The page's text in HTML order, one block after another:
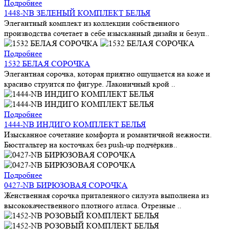
Подробнее
1448-NB ЗЕЛЕНЫЙ КОМПЛЕКТ БЕЛЬЯ
Элегантный комплект из коллекции собственного
производства сочетает в себе изысканный дизайн и безуп..
Подробнее
1532 БЕЛАЯ СОРОЧКА
Элегантная сорочка, которая приятно ощущается на коже и
красиво струится по фигуре. Лаконичный крой ..
Подробнее
1444-NB ИНДИГО КОМПЛЕКТ БЕЛЬЯ
Изысканное сочетание комфорта и романтичной нежности.
Бюстгальтер на косточках без push-up подчёркив..
Подробнее
0427-NB БИРЮЗОВАЯ СОРОЧКА
Женственная сорочка приталенного силуэта выполнена из
высококачественного плотного атласа. Отрезные ..